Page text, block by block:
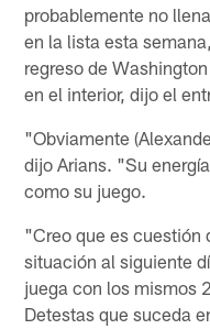
probablemente no
en la lista esta
regreso de
en el interior, dijo el
"Obviamente
dijo Arians. "Su
como su juego.
"Creo que es cuestión
situación al siguiente
juega con los mismos
Detestas que suceda